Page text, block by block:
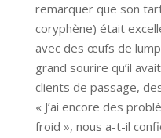
remarquer que son
coryphène) était
avec des œufs de
grand sourire qu’il
clients de passage,
« J’ai encore des
froid », nous a-t-il